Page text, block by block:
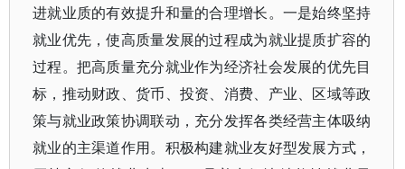
进就业质的有效提升和量的合理增长。一是始终坚持
就业优先，使高质量发展的过程成为就业提质扩容的
过程。把高质量充分就业作为经济社会发展的优先目
标，推动财政、货币、投资、消费、产业、区域等政
策与就业政策协调联动，充分发挥各类经营主体吸纳
就业的主渠道作用。积极构建就业友好型发展方式，